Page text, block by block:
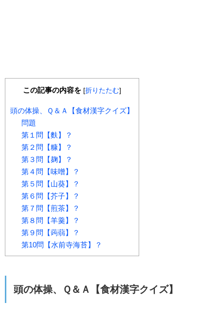
この記事の内容を [折りたたむ]
頭の体操、Ｑ＆Ａ【食材漢字クイズ】
問題
第１問【麩】？
第２問【糠】？
第３問【麹】？
第４問【味噌】？
第５問【山葵】？
第６問【芥子】？
第７問【煎茶】？
第８問【羊羹】？
第９問【蒟蒻】？
第10問【水前寺海苔】？
頭の体操、Ｑ＆Ａ【食材漢字クイズ】